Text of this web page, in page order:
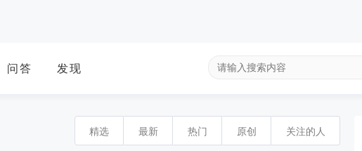
问答 发现
精选 最新 热门 原创 关注的人